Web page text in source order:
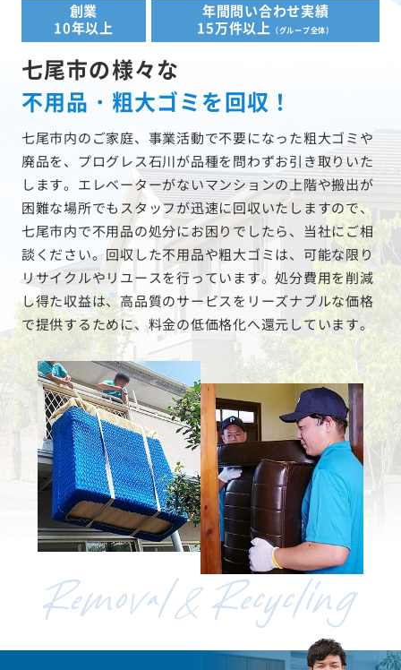
創業
10年以上
年間問い合わせ実績
15万件以上
（グループ全体）
七尾市の様々な
不用品・粗大ゴミを回収！
七尾市内のご家庭、事業活動で不要になった粗大ゴミや
廃品を、プログレス石川が品種を問わずお引き取りいた
します。エレベーターがないマンションの上階や搬出が
困難な場所でもスタッフが迅速に回収いたしますので、
七尾市内で不用品の処分にお困りでしたら、当社にご相
談ください。回収した不用品や粗大ゴミは、可能な限り
リサイクルやリユースを行っています。処分費用を削減
し得た収益は、高品質のサービスをリーズナブルな価格
で提供するために、料金の低価格化へ還元しています。